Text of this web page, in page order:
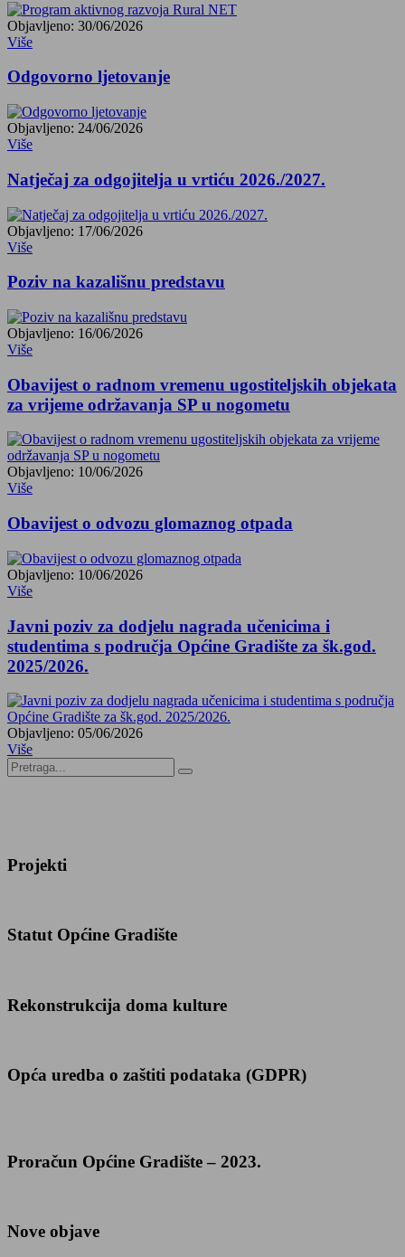
Objavljeno: 30/06/2026
Više
Odgovorno ljetovanje
Objavljeno: 24/06/2026
Više
Natječaj za odgojitelja u vrtiću 2026./2027.
Objavljeno: 17/06/2026
Više
Poziv na kazališnu predstavu
Objavljeno: 16/06/2026
Više
Obavijest o radnom vremenu ugostiteljskih objekata
za vrijeme održavanja SP u nogometu
Objavljeno: 10/06/2026
Više
Obavijest o odvozu glomaznog otpada
Objavljeno: 10/06/2026
Više
Javni poziv za dodjelu nagrada učenicima i
studentima s područja Općine Gradište za šk.god.
2025/2026.
Objavljeno: 05/06/2026
Više
Projekti
Statut Općine Gradište
Rekonstrukcija doma kulture
Opća uredba o zaštiti podataka (GDPR)
Proračun Općine Gradište – 2023.
Nove objave